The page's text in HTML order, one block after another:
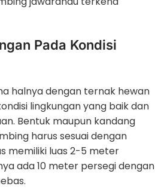
Pada Kondisi
halnya dengan ternak hewan
lingkungan yang baik dan
Bentuk maupun kandang
harus sesuai dengan
memiliki luas 2-5 meter
ada 10 meter persegi dengan